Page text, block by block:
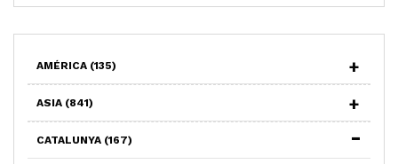
AMÉRICA (135)
ASIA (841)
CATALUNYA (167)